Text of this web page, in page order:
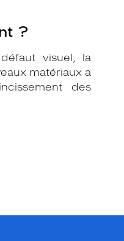
?
visuel, la
matériaux a
des